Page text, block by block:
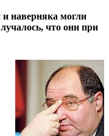
наверняка могли
что они при